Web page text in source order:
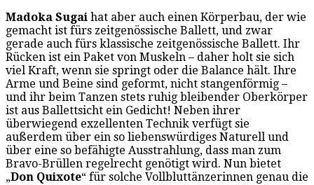
Madoka Sugai hat aber auch einen Körperbau, der wie
gemacht ist fürs zeitgenössische Ballett, und zwar
gerade auch fürs klassische zeitgenössische Ballett. Ihr
Rücken ist ein Paket von Muskeln – daher holt sie sich
viel Kraft, wenn sie springt oder die Balance hält. Ihre
Arme und Beine sind geformt, nicht stangenförmig –
und ihr beim Tanzen stets ruhig bleibender Oberkörper
ist aus Ballettsicht ein Gedicht! Neben ihrer
überwiegend exzellenten Technik verfügt sie
außerdem über ein so liebenswürdiges Naturell und
über eine so befähigte Ausstrahlung, dass man zum
Bravo-Brüllen regelrecht genötigt wird. Nun bietet
„Don Quixote“ für solche Vollbluttänzerinnen genau die